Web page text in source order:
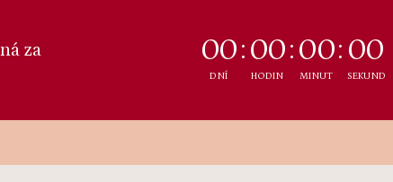
za 00
DNÍ
00
HODIN
00
MINUT
00
SEKUND